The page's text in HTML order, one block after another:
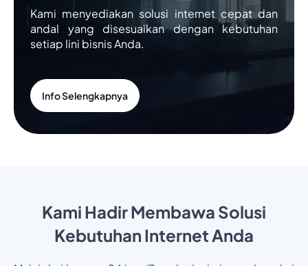
Kami menyediakan solusi internet cepat dan
andal yang disesuaikan dengan kebutuhan
setiap lini bisnis Anda.
Info Selengkapnya
Kami Hadir Membawa Solusi
Kebutuhan Internet Anda